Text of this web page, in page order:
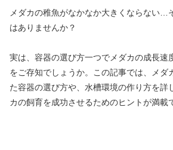
メダカの稚魚がなかなか大きくならない…
はありませんか？
実は、容器の選び方一つでメダカの成長速
をご存知でしょうか。この記事では、メダ
た容器の選び方や、水槽環境の作り方を詳
カの飼育を成功させるためのヒントが満載